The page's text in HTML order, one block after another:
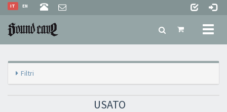
EN
IT
Filtri
USATO